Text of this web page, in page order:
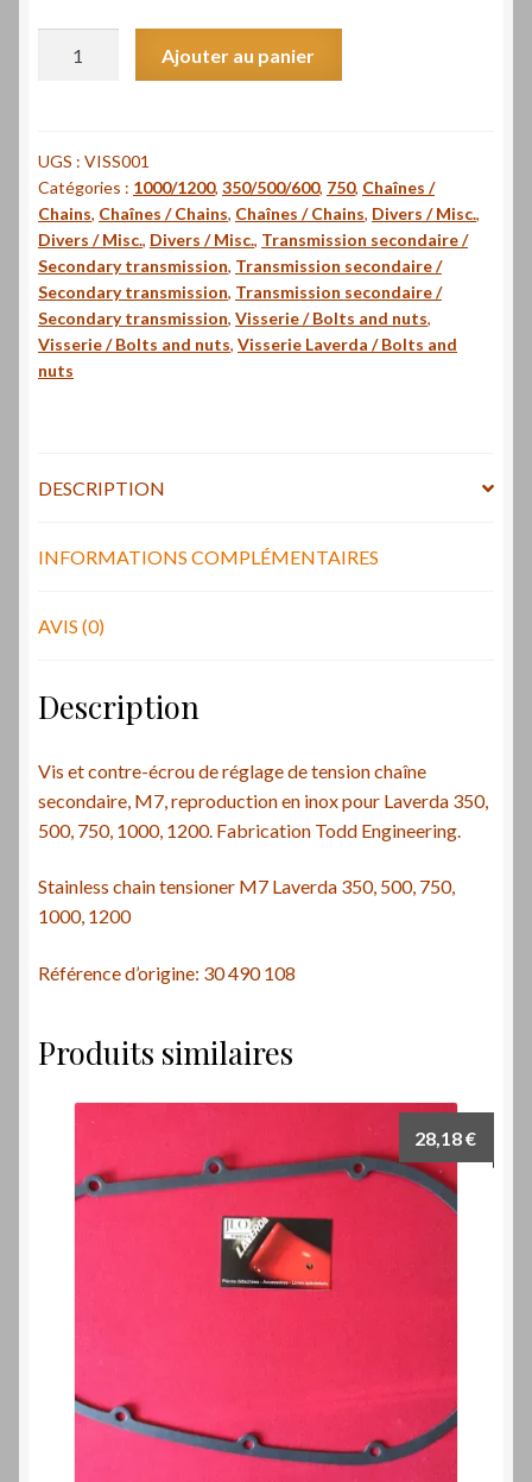
contre-
écrou
de
réglage
de
tension
chaîne
secondaire,
inox
Stainless
M7
Ajouter au panier
UGS : VISS001
Catégories : 1000/1200, 350/500/600, 750, Chaînes /
Chains, Chaînes / Chains, Chaînes / Chains, Divers / Misc.,
Divers / Misc., Divers / Misc., Transmission secondaire /
Secondary transmission, Transmission secondaire /
Secondary transmission, Transmission secondaire /
Secondary transmission, Visserie / Bolts and nuts,
Visserie / Bolts and nuts, Visserie Laverda / Bolts and
nuts
DESCRIPTION
INFORMATIONS COMPLÉMENTAIRES
AVIS (0)
Description
Vis et contre-écrou de réglage de tension chaîne
secondaire, M7, reproduction en inox pour Laverda 350,
500, 750, 1000, 1200. Fabrication Todd Engineering.
Stainless chain tensioner M7 Laverda 350, 500, 750,
1000, 1200
Référence d’origine: 30 490 108
Produits similaires
28,18€